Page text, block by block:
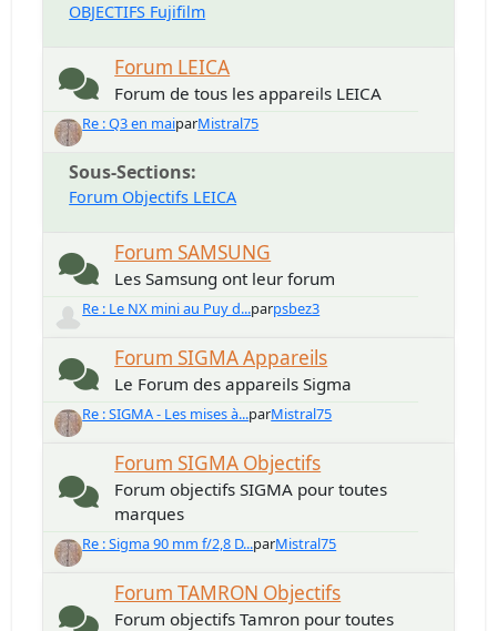
OBJECTIFS Fujifilm
Forum LEICA
Forum de tous les appareils LEICA
Re : Q3 en maiparMistral75
Sous-Sections
Forum Objectifs LEICA
Forum SAMSUNG
Les Samsung ont leur forum
Re : Le NX mini au Puy d...parpsbez3
Forum SIGMA Appareils
Le Forum des appareils Sigma
Re : SIGMA - Les mises à...parMistral75
Forum SIGMA Objectifs
Forum objectifs SIGMA pour toutes
marques
Re : Sigma 90 mm f/2,8 D...parMistral75
Forum TAMRON Objectifs
Forum objectifs Tamron pour toutes